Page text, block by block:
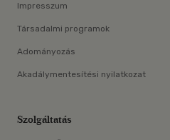
Impresszum
Társadalmi programok
Adományozás
Akadálymentesítési nyilatkozat
Szolgáltatás